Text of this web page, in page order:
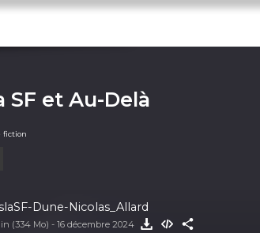
SF et Au-Delà
fiction
Dune-Nicolas_Allard
(334 Mo) - 16 décembre 2024